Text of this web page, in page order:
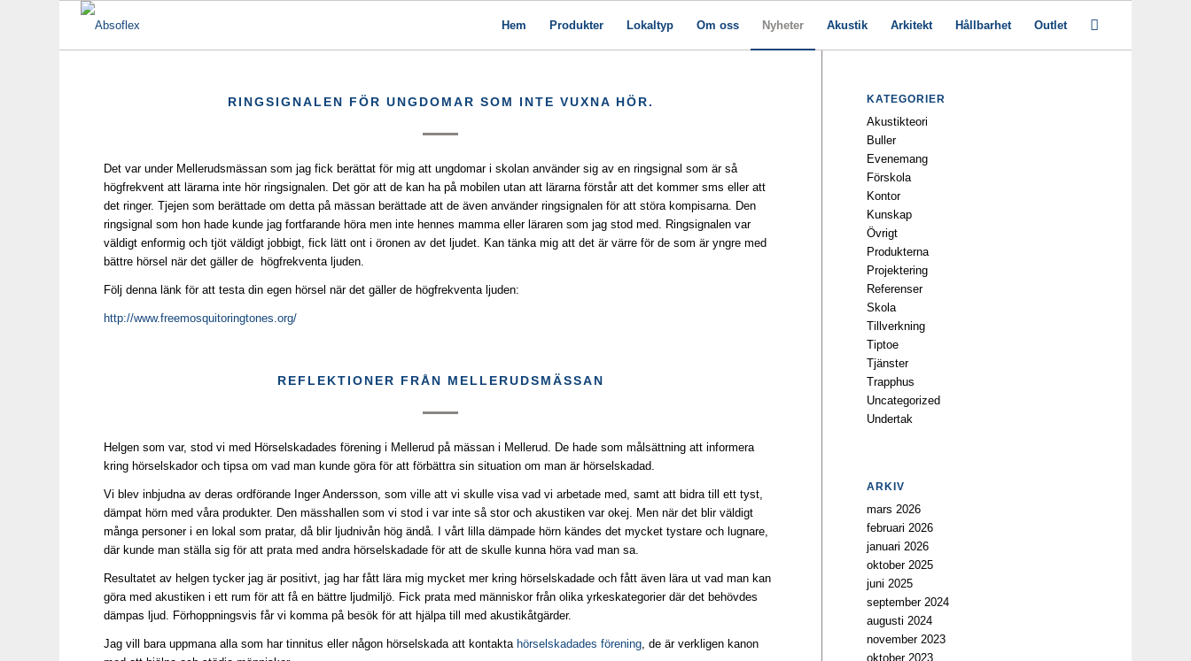
Hem Produkter Lokaltyp Om oss Nyheter Akustik Arkitekt Hållbarhet Outlet
RINGSIGNALEN FÖR UNGDOMAR SOM INTE VUXNA HÖR.
Det var under Mellerudsmässan som jag fick berättat för mig att ungdomar i skolan använder sig av en ringsignal som är så
högfrekvent att lärarna inte hör ringsignalen. Det gör att de kan ha på mobilen utan att lärarna förstår att det kommer sms eller att
det ringer. Tjejen som berättade om detta på mässan berättade att de även använder ringsignalen för att störa kompisarna. Den
ringsignal som hon hade kunde jag fortfarande höra men inte hennes mamma eller läraren som jag stod med. Ringsignalen var
väldigt enformig och tjöt väldigt jobbigt, fick lätt ont i öronen av det ljudet. Kan tänka mig att det är värre för de som är yngre med
bättre hörsel när det gäller de högfrekventa ljuden.
Följ denna länk för att testa din egen hörsel när det gäller de högfrekventa ljuden:
http://www.freemosquitoringtones.org/
REFLEKTIONER FRÅN MELLERUDSMÄSSAN
Helgen som var, stod vi med Hörselskadades förening i Mellerud på mässan i Mellerud. De hade som målsättning att informera
kring hörselskador och tipsa om vad man kunde göra för att förbättra sin situation om man är hörselskadad.
Vi blev inbjudna av deras ordförande Inger Andersson, som ville att vi skulle visa vad vi arbetade med, samt att bidra till ett tyst,
dämpat hörn med våra produkter. Den mässhallen som vi stod i var inte så stor och akustiken var okej. Men när det blir väldigt
många personer i en lokal som pratar, då blir ljudnivån hög ändå. I vårt lilla dämpade hörn kändes det mycket tystare och lugnare,
där kunde man ställa sig för att prata med andra hörselskadade för att de skulle kunna höra vad man sa.
Resultatet av helgen tycker jag är positivt, jag har fått lära mig mycket mer kring hörselskadade och fått även lära ut vad man kan
göra med akustiken i ett rum för att få en bättre ljudmiljö. Fick prata med människor från olika yrkeskategorier där det behövdes
dämpas ljud. Förhoppningsvis får vi komma på besök för att hjälpa till med akustikåtgärder.
Jag vill bara uppmana alla som har tinnitus eller någon hörselskada att kontakta hörselskadades förening, de är verkligen kanon
KATEGORIER
Akustikteori
Buller
Evenemang
Förskola
Kontor
Kunskap
Övrigt
Produkterna
Projektering
Referenser
Skola
Tillverkning
Tiptoe
Tjänster
Trapphus
Uncategorized
Undertak
ARKIV
mars 2026
februari 2026
januari 2026
oktober 2025
juni 2025
september 2024
augusti 2024
november 2023
oktober 2023